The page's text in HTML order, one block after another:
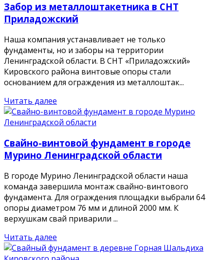
Забор из металлоштакетника в СНТ
Приладожский
Наша компания устанавливает не только
фундаменты, но и заборы на территории
Ленинградской области. В СНТ «Приладожский»
Кировского района винтовые опоры стали
основанием для ограждения из металлоштак...
Читать далее
Свайно-винтовой фундамент в городе
Мурино Ленинградской области
В городе Мурино Ленинградской области наша
команда завершила монтаж свайно-винтового
фундамента. Для ограждения площадки выбрали 64
опоры диаметром 76 мм и длиной 2000 мм. К
верхушкам свай приварили ...
Читать далее